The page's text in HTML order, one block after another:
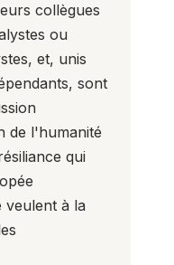
collègues
ou
et, unis
sont
de l'humanité
qui
veulent à la